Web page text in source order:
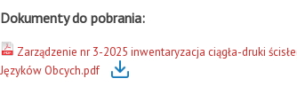
Dokumenty do pobrania:
Zarządzenie nr 3-2025 inwentaryzacja ciągła-druki
Języków Obcych.pdf